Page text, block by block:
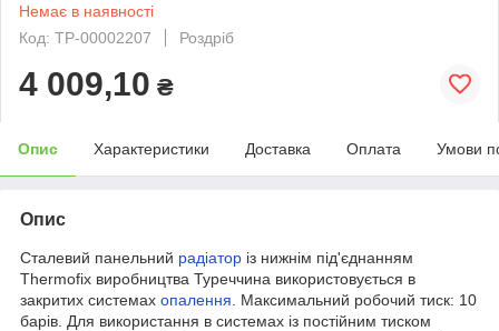
Немає в наявності
Код: ТР-00002207
Роздріб
4 009,10 ₴
Опис Характеристики Доставка Оплата Умови
Опис
Сталевий панельний радіатор із нижнім під'єднанням
Thermofix виробництва Туреччина використовується в
закритих системах опалення . Максимальний робочий тиск: 10
барів. Для використання в системах із постійним тиском